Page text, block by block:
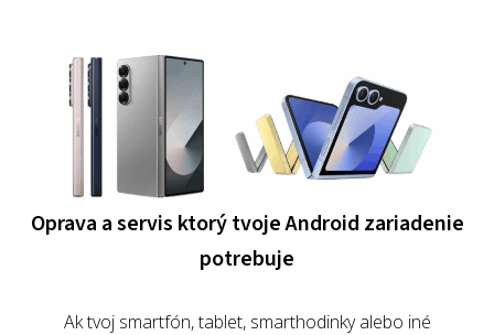
Oprava a servis ktorý tvoje Android zariadenie
potrebuje
Ak tvoj smartfón, tablet, smarthodinky alebo iné